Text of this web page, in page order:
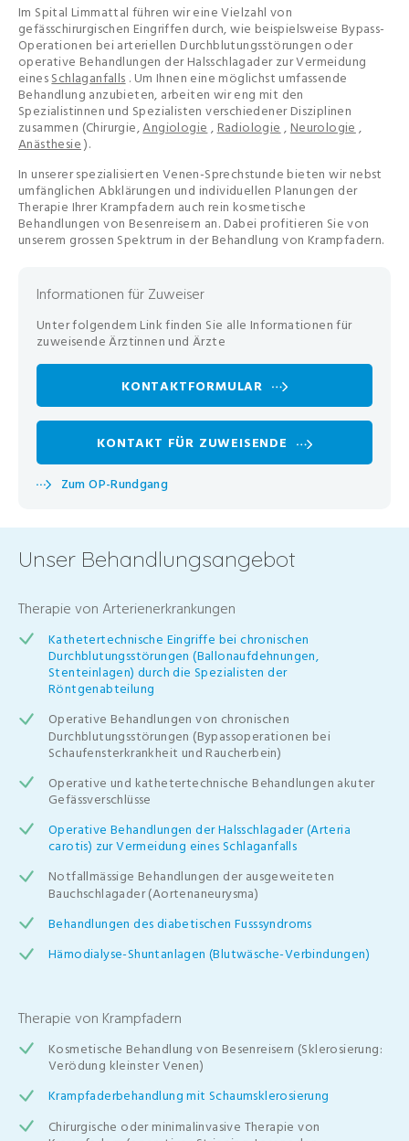
Im Spital Limmattal führen wir eine Vielzahl von
gefässchirurgischen Eingriffen durch, wie beispielsweise Bypass-
Operationen bei arteriellen Durchblutungsstörungen oder
operative Behandlungen der Halsschlagader zur Vermeidung
einesSchlaganfalls . Um Ihnen eine möglichst umfassende
Behandlung anzubieten, arbeiten wir eng mit den
Spezialistinnen und Spezialisten verschiedener Disziplinen
zusammen (Chirurgie,Angiologie , Radiologie , Neurologie ,
Anästhesie).
In unserer spezialisierten Venen-Sprechstunde bieten wir nebst
umfänglichen Abklärungen und individuellen Planungen der
Therapie Ihrer Krampfadern auch rein kosmetische
Behandlungen von Besenreisern an. Dabei profitieren Sie von
unserem grossen Spektrum in der Behandlung von Krampfadern.
Informationen für Zuweiser
Unter folgendem Link finden Sie alle Informationen für
zuweisende Ärztinnen und Ärzte
KONTAKTFORMULAR
KONTAKT FÜR ZUWEISENDE
Zum OP-Rundgang
Unser Behandlungsangebot
Therapie von Arterienerkrankungen
Kathetertechnische Eingriffe bei chronischen
Durchblutungsstörungen (Ballonaufdehnungen,
Stenteinlagen) durch die Spezialisten der
Röntgenabteilung
Operative Behandlungen von chronischen
Durchblutungsstörungen (Bypassoperationen bei
Schaufensterkrankheit und Raucherbein)
Operative und kathetertechnische Behandlungen akuter
Gefässverschlüsse
Operative Behandlungen der Halsschlagader (Arteria
carotis) zur Vermeidung eines Schlaganfalls
Notfallmässige Behandlungen der ausgeweiteten
Bauchschlagader (Aortenaneurysma)
Behandlungen des diabetischen Fusssyndroms
Hämodialyse-Shuntanlagen (Blutwäsche-Verbindungen)
Therapie von Krampfadern
Kosmetische Behandlung von Besenreisern (Sklerosierung:
Verödung kleinster Venen)
Krampfaderbehandlung mit Schaumsklerosierung
Chirurgische oder minimalinvasive Therapie von